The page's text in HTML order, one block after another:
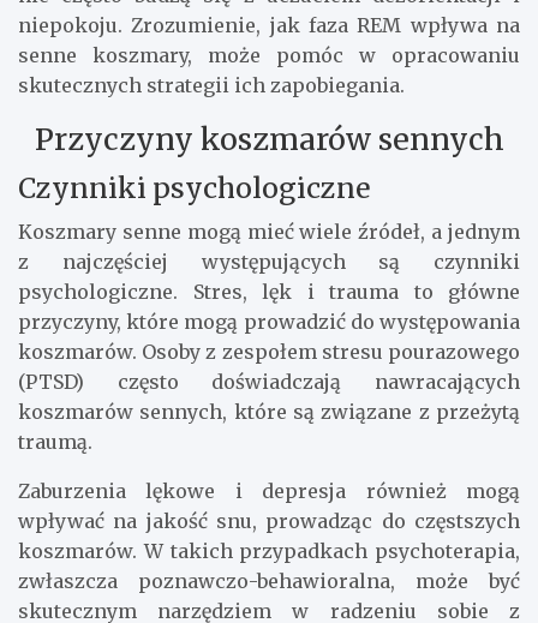
niepokoju. Zrozumienie, jak faza REM wpływa na
senne koszmary, może pomóc w opracowaniu
skutecznych strategii ich zapobiegania.
Przyczyny koszmarów sennych
Czynniki psychologiczne
Koszmary senne mogą mieć wiele źródeł, a jednym
z najczęściej występujących są czynniki
psychologiczne. Stres, lęk i trauma to główne
przyczyny, które mogą prowadzić do występowania
koszmarów. Osoby z zespołem stresu pourazowego
(PTSD) często doświadczają nawracających
koszmarów sennych, które są związane z przeżytą
traumą.
Zaburzenia lękowe i depresja również mogą
wpływać na jakość snu, prowadząc do częstszych
koszmarów. W takich przypadkach psychoterapia,
zwłaszcza poznawczo-behawioralna, może być
skutecznym narzędziem w radzeniu sobie z